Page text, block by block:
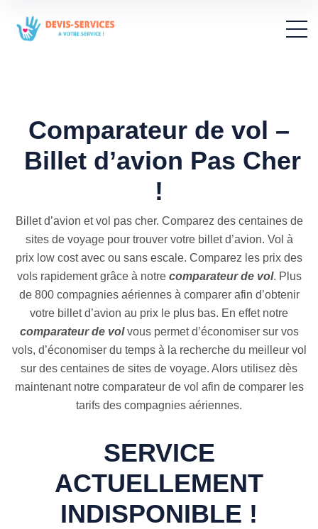
Comparateur de vol –
Billet d’avion Pas Cher
!
Billet d’avion et vol pas cher. Comparez des centaines de
sites de voyage pour trouver votre billet d’avion. Vol à
prix low cost avec ou sans escale. Comparez les prix des
vols rapidement grâce à notre comparateur de vol. Plus
de 800 compagnies aériennes à comparer afin d’obtenir
votre billet d’avion au prix le plus bas. En effet notre
comparateur de volvous permet d’économiser sur vos
vols, d’économiser du temps à la recherche du meilleur vol
sur des centaines de sites de voyage. Alors utilisez dès
maintenant notre comparateur de vol afin de comparer les
tarifs des compagnies aériennes.
SERVICE
ACTUELLEMENT
INDISPONIBLE !